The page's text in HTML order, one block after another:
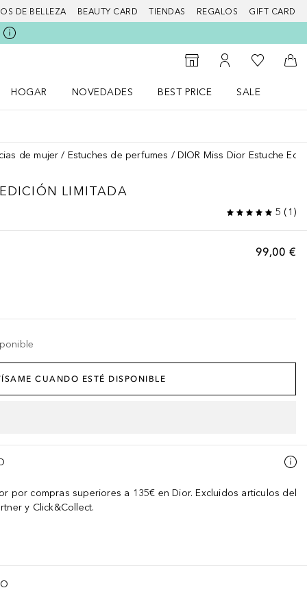
DE BELLEZA BEAUTY CARD TIENDAS REGALOS GIFT CARD
Al Storefinder
Mi cuenta
Mi lista de
A
HOGAR
NOVEDADES
BEST PRICE
SALE
de mujer Estuches de perfumes DIOR Miss Dior Estuche
LIMITADA
5 ( 1 )
99,00 €
CUANDO ESTÉ DISPONIBLE
por compras superiores a 135€ en Dior. Excluidos articulos del
y Click&Collect.